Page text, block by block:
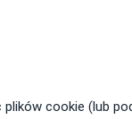
cookie (lub